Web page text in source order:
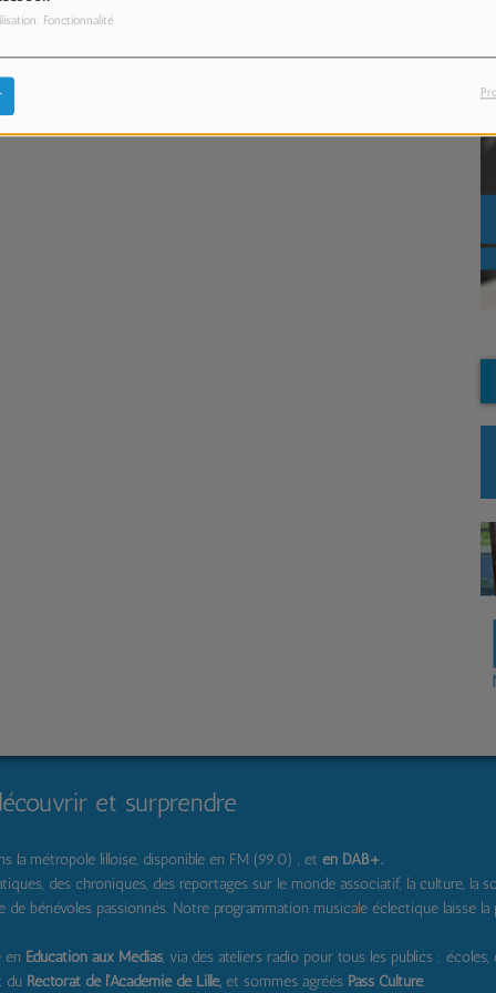
Fonctionnalité
et surprendre
la métropole lilloise, disponible en FM (99.0) , et en DAB+.
des chroniques, des reportages sur le monde associatif, la culture, la
bénévoles passionnés. Notre programmation musicale éclectique laisse
en Education aux Médias, via des ateliers radio pour tous les publics :
du Rectorat de l'Académie de Lille, et sommes agréés Pass Culture.